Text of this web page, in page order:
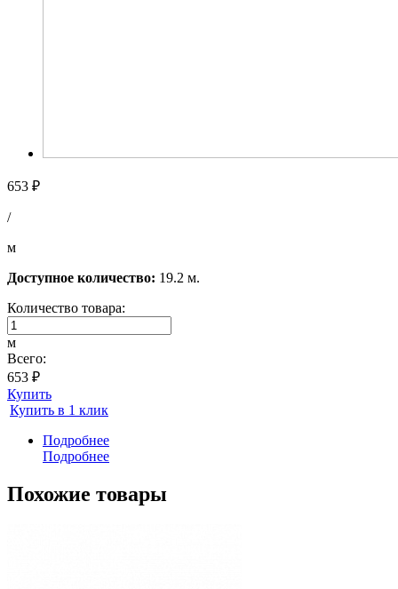
653 ₽
/
м
Доступное количество: 19.2 м.
Количество товара:
м
Всего:
653 ₽
Купить
Купить в 1 клик
Подробнее
Подробнее
Похожие товары